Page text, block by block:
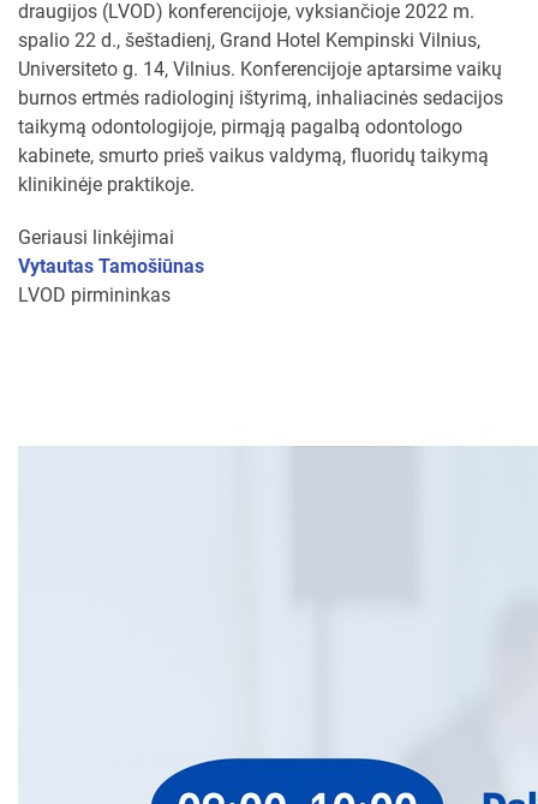
draugijos (LVOD) konferencijoje, vyksiančioje 2022 m.
spalio 22 d., šeštadienį, Grand Hotel Kempinski Vilnius,
Universiteto g. 14, Vilnius. Konferencijoje aptarsime vaikų
burnos ertmės radiologinį ištyrimą, inhaliacinės sedacijos
taikymą odontologijoje, pirmąją pagalbą odontologo
kabinete, smurto prieš vaikus valdymą, fluoridų taikymą
klinikinėje praktikoje.
Geriausi linkėjimai
Vytautas Tamošiūnas
LVOD pirmininkas